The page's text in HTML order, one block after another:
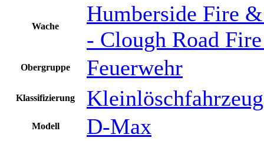
Wache
Humberside Fire
- Clough Road
Obergruppe Feuerwehr
Klassifizierung Kleinlöschfahrzeug
Modell D-Max